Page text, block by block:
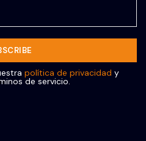
política de privacidad y
de servicio.